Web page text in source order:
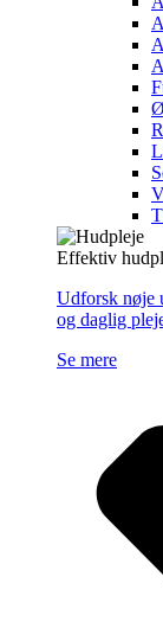
Effektiv
Udforsk nøje
og daglig
Se mere